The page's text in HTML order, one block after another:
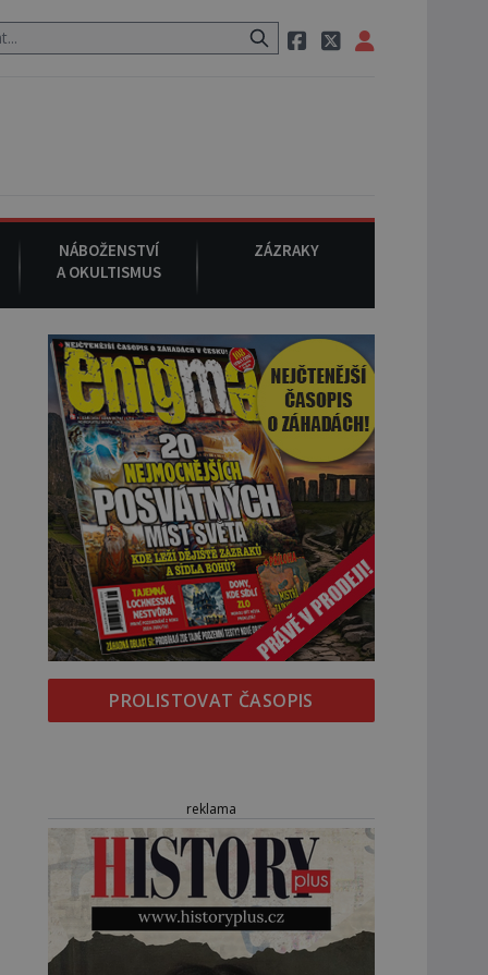
původu. : Na americké městečko
NÁBOŽENSTVÍ
A OKULTISMUS
ZÁZRAKY
PROLISTOVAT ČASOPIS
reklama